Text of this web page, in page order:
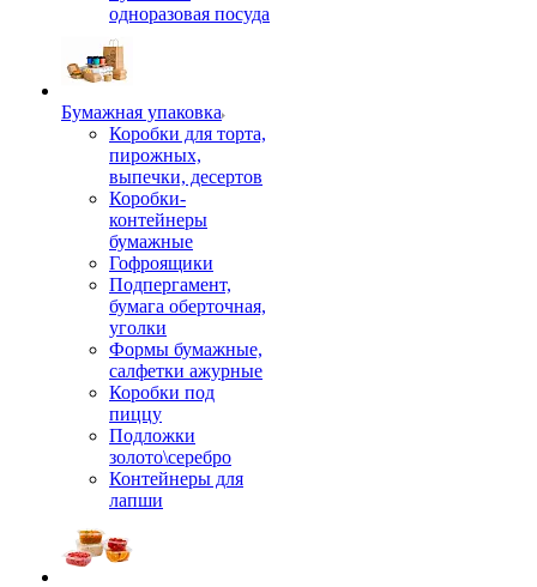
одноразовая посуда
Бумажная упаковка
Коробки для торта,
пирожных,
выпечки, десертов
Коробки-
контейнеры
бумажные
Гофроящики
Подпергамент,
бумага оберточная,
уголки
Формы бумажные,
салфетки ажурные
Коробки под
пиццу
Подложки
золото\серебро
Контейнеры для
лапши